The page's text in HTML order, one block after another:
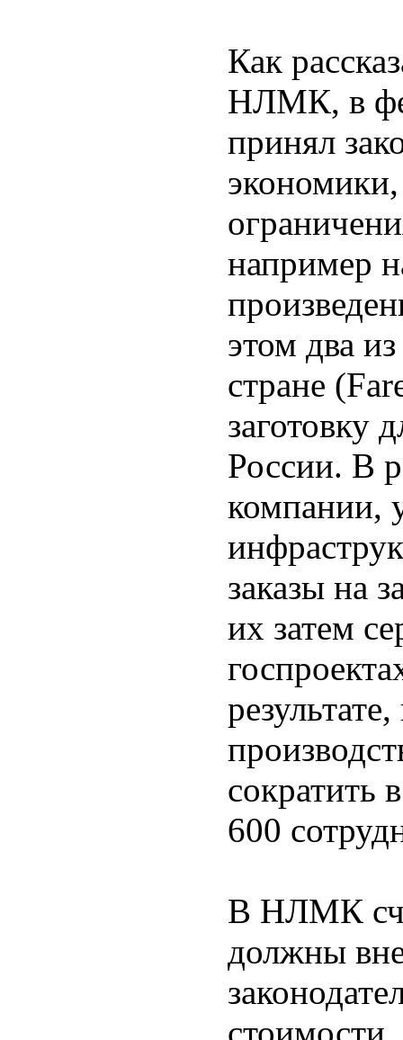
Как
НЛМК, в
принял
например
этом два
стране
заготовку
России. В
компании,
заказы на
их затем
сократить
600
В НЛМК
должны